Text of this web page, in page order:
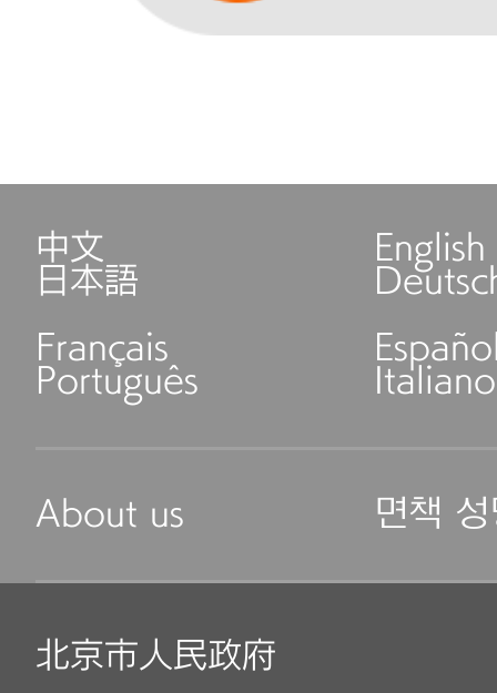
中文 English
日本語
Français
Português Italiano
About us 면책
北京市人民政府